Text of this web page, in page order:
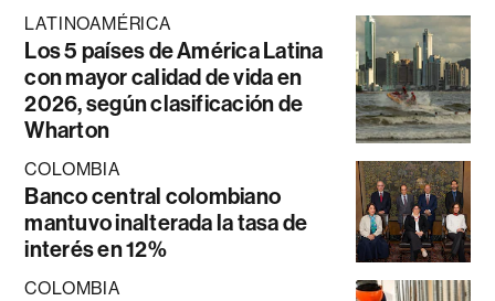
LATINOAMÉRICA
Los 5 países de América Latina
con mayor calidad de vida en
2026, según clasificación de
Wharton
COLOMBIA
Banco central colombiano
mantuvo inalterada la tasa de
interés en 12%
COLOMBIA